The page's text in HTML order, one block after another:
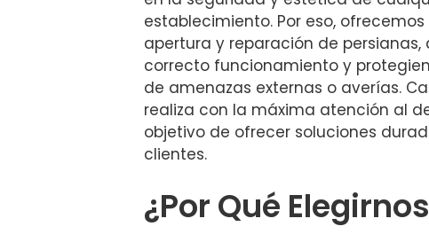
establecimiento. Por eso,
apertura y reparación de persianas,
correcto funcionamiento y
de amenazas externas o averías.
realiza con la máxima atención al
objetivo de ofrecer soluciones
clientes.
¿Por Qué